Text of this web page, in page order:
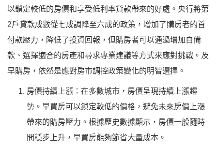
以鎖定較低的房價和享受低利率貸款帶來的好處。央行將第
2戶貸款成數從七成調降至六成的政策，增加了購房者的首
付款壓力，降低了投資回報，但購房者可以通過增加自備
款、選擇適合的房產和尋求專業建議等方式來應對挑戰。及
早購房，依然是應對房市調控政策變化的明智選擇。
房價持續上漲：在多數城市，房價呈現持續上漲趨
勢。早買房可以鎖定較低的價格，避免未來房價上漲
帶來的購房壓力。根據歷史數據顯示，房價一般隨時
間穩步上升，早買房能夠節省大量成本。